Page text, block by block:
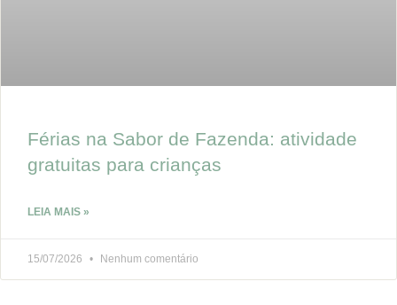
Férias na Sabor de Fazenda: atividade
gratuitas para crianças
LEIA MAIS »
15/07/2026 Nenhum comentário